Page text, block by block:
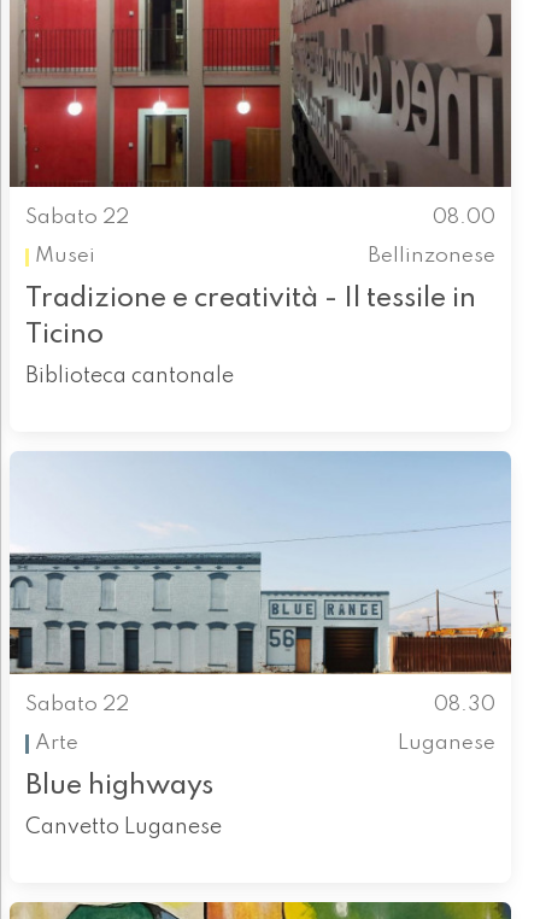
Sabato 22
08.00
Musei
Bellinzonese
Tradizione e creatività - Il tessile in
Ticino
Biblioteca cantonale
Sabato 22
08.30
Arte
Luganese
Blue highways
Canvetto Luganese